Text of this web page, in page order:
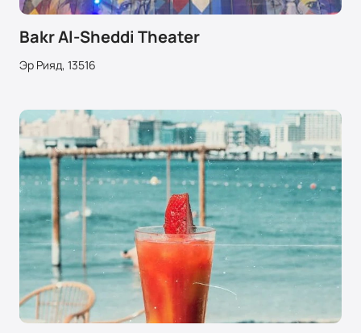
Bakr Al-Sheddi Theater
Эр Рияд, 13516